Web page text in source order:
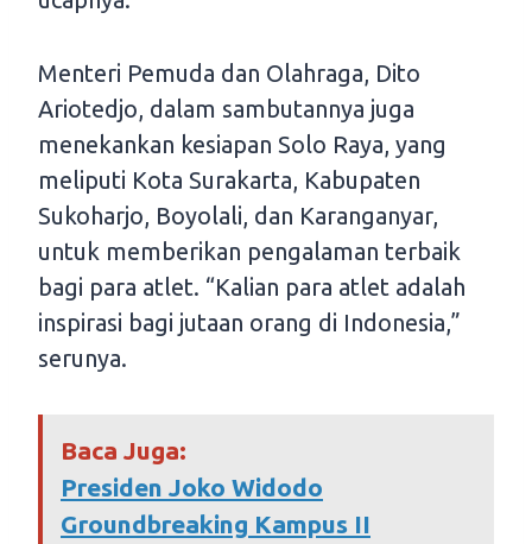
Menteri Pemuda dan Olahraga, Dito
Ariotedjo, dalam sambutannya juga
menekankan kesiapan Solo Raya, yang
meliputi Kota Surakarta, Kabupaten
Sukoharjo, Boyolali, dan Karanganyar,
untuk memberikan pengalaman terbaik
bagi para atlet. “Kalian para atlet adalah
inspirasi bagi jutaan orang di Indonesia,”
serunya.
Baca Juga:
Presiden Joko Widodo
Groundbreaking Kampus II